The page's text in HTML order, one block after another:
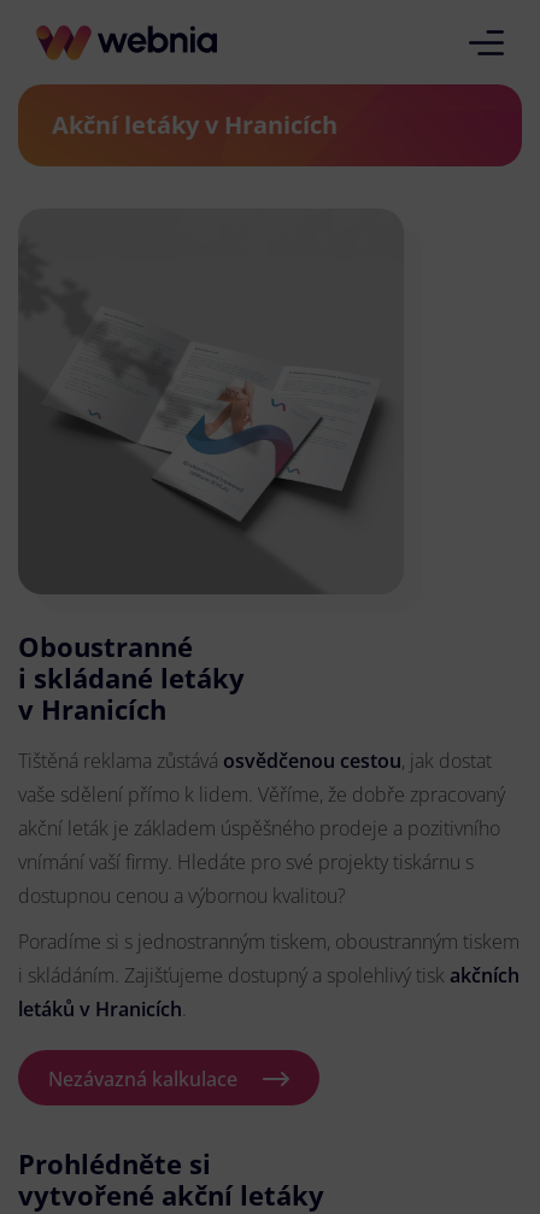
Akční letáky v Hranicích
Oboustranné
i skládané letáky
v Hranicích
Tištěná reklama zůstává osvědčenou cestou, jak dostat
vaše sdělení přímo k lidem. Věříme, že dobře zpracovaný
akční leták je základem úspěšného prodeje a pozitivního
vnímání vaší firmy. Hledáte pro své projekty tiskárnu s
dostupnou cenou a výbornou kvalitou?
Poradíme si s jednostranným tiskem, oboustranným tiskem
i skládáním. Zajišťujeme dostupný a spolehlivý tisk akčních
letáků v Hranicích.
Nezávazná kalkulace
Prohlédněte si
vytvořené akční letáky